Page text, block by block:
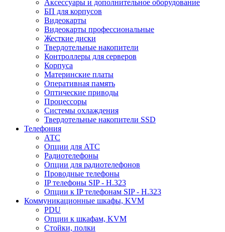
Аксессуары и дополнительное оборудование
БП для корпусов
Видеокарты
Видеокарты профессиональные
Жесткие диски
Твердотельные накопители
Контроллеры для серверов
Корпуса
Материнские платы
Оперативная память
Оптические приводы
Процессоры
Системы охлаждения
Твердотельные накопители SSD
Телефония
АТС
Опции для АТС
Радиотелефоны
Опции для радиотелефонов
Проводные телефоны
IP телефоны SIP - H.323
Опции к IP телефонам SIP - H.323
Коммуникационные шкафы, KVM
PDU
Опции к шкафам, KVM
Стойки, полки